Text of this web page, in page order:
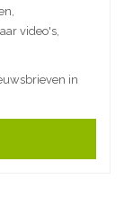
video's,
in